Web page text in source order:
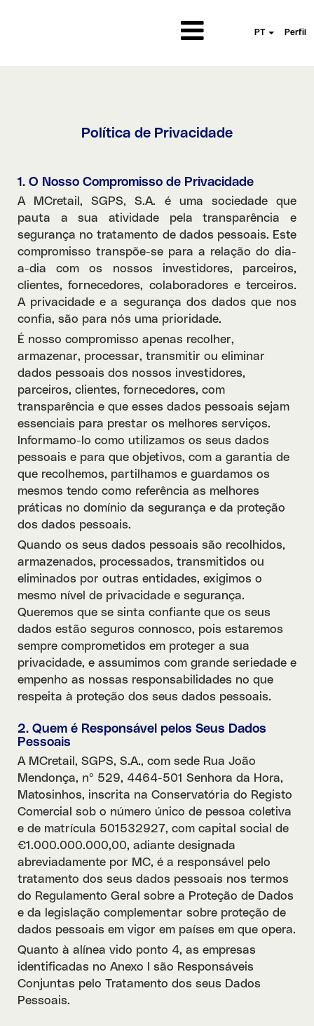
PT Perfil
Política de Privacidade
1. O Nosso Compromisso de Privacidade
A MCretail, SGPS, S.A. é uma sociedade que
pauta a sua atividade pela transparência e
segurança no tratamento de dados pessoais. Este
compromisso transpõe-se para a relação do dia-
a-dia com os nossos investidores, parceiros,
clientes, fornecedores, colaboradores e terceiros.
A privacidade e a segurança dos dados que nos
confia, são para nós uma prioridade.
É nosso compromisso apenas recolher,
armazenar, processar, transmitir ou eliminar
dados pessoais dos nossos investidores,
parceiros, clientes, fornecedores, com
transparência e que esses dados pessoais sejam
essenciais para prestar os melhores serviços.
Informamo-lo como utilizamos os seus dados
pessoais e para que objetivos, com a garantia de
que recolhemos, partilhamos e guardamos os
mesmos tendo como referência as melhores
práticas no domínio da segurança e da proteção
dos dados pessoais.
Quando os seus dados pessoais são recolhidos,
armazenados, processados, transmitidos ou
eliminados por outras entidades, exigimos o
mesmo nível de privacidade e segurança.
Queremos que se sinta confiante que os seus
dados estão seguros connosco, pois estaremos
sempre comprometidos em proteger a sua
privacidade, e assumimos com grande seriedade e
empenho as nossas responsabilidades no que
respeita à proteção dos seus dados pessoais.
2. Quem é Responsável pelos Seus Dados
Pessoais
A MCretail, SGPS, S.A., com sede Rua João
Mendonça, nº 529, 4464-501 Senhora da Hora,
Matosinhos, inscrita na Conservatória do Registo
Comercial sob o número único de pessoa coletiva
e de matrícula 501532927, com capital social de
€1.000.000.000,00, adiante designada
abreviadamente por MC, é a responsável pelo
tratamento dos seus dados pessoais nos termos
do Regulamento Geral sobre a Proteção de Dados
e da legislação complementar sobre proteção de
dados pessoais em vigor em países em que opera.
Quanto à alínea vido ponto 4, as empresas
identificadas no Anexo I são Responsáveis
Conjuntas pelo Tratamento dos seus Dados
Pessoais.